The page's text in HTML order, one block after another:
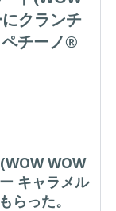
ィー フラペチーノ
クランチ
チーノ®
WOW
キャラメル
らった。